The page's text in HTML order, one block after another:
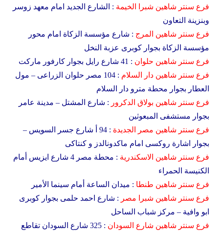
فرع سنتر شاهين شبرا الخيمة : الشارع الجديد امام معهد زوسر
وبنزينة التعاون
فرع سنتر شاهين المرج : شارع مؤسسة الزكاة امام محور
مؤسسة الزكاة بجوار كوبرى عزبة النخل
فرع سنتر شاهين حلوان : 41 شارع رايل بجوار كارفور ماركت
فرع سنتر شاهين دار السلام
: 104 مصر حلوان الزراعى – مول
العطار بجوار محطة مترو دار السلام
فرع سنتر شاهين بولاق الدكرور : شارع المشتل – مدينة عامر
بجوار مستشفى المبعوثين
فرع سنتر شاهين مصر الجديدة
: 94 أ شارع جسر السويس –
بجوار اشارة روكسى امام ماكدونالدز و كنتاكى
فرع سنتر شاهين الاسكندرية
: محطة مصر 4 شارع ايزيس أمام
الكنيسة الحمراء
فرع سنتر شاهين طنطا : ميدان الساعة أمام سينما الأمير
فرع سنتر شاهين شبرا مصر : شارع احمد حلمى بجوار كوبرى
ابو وافية – مركز شباب الساحل
فرع سنتر شاهين شارع السودان
: 325 شارع السودان تقاطع